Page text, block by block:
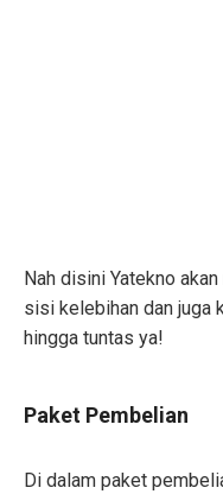
Nah disini Yatekno
sisi kelebihan dan juga
hingga tuntas ya!
Paket Pembelian
Di dalam paket